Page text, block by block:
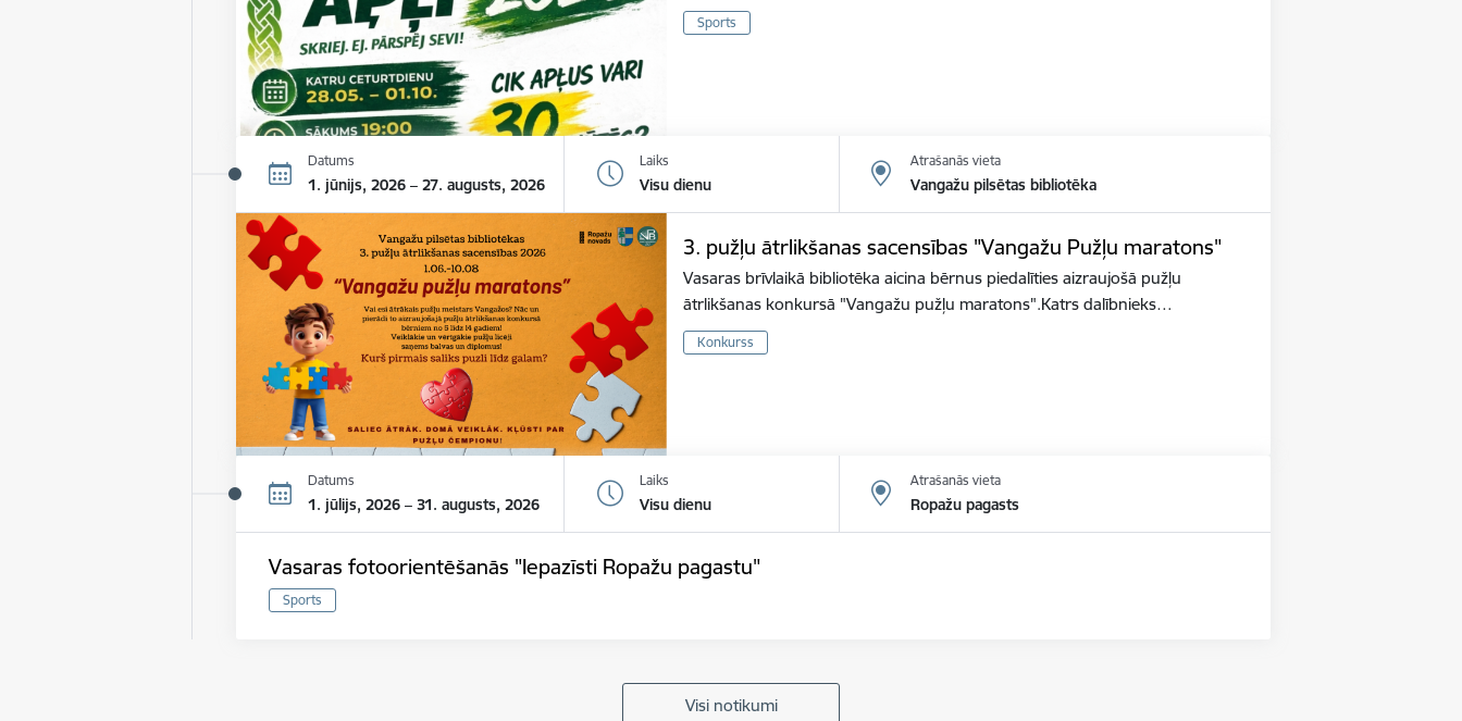
Sports
Datums
1. jūnijs, 2026 – 27. augusts, 2026
Laiks
Visu dienu
Atrašanās vieta
Vangažu pilsētas bibliotēka
3. pužļu ātrlikšanas sacensības "Vangažu Pužļu maratons"
Vasaras brīvlaikā bibliotēka aicina bērnus piedalīties aizraujošā pužļu
ātrlikšanas konkursā "Vangažu pužļu maratons".Katrs dalībnieks…
Konkurss
Datums
1. jūlijs, 2026 – 31. augusts, 2026
Laiks
Visu dienu
Atrašanās vieta
Ropažu pagasts
Vasaras fotoorientēšanās "Iepazīsti Ropažu pagastu"
Sports
Visi notikumi